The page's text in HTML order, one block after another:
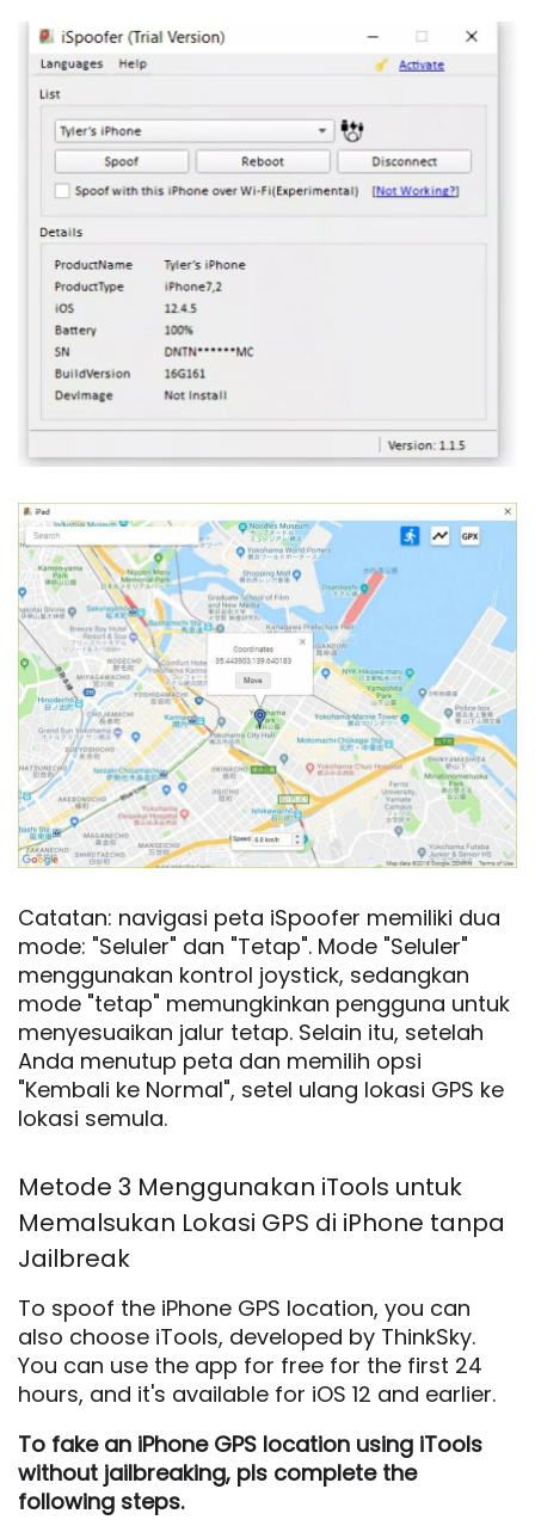
Catatan: navigasi peta iSpoofer memiliki dua
mode: "Seluler" dan "Tetap". Mode "Seluler"
menggunakan kontrol joystick, sedangkan
mode "tetap" memungkinkan pengguna untuk
menyesuaikan jalur tetap. Selain itu, setelah
Anda menutup peta dan memilih opsi
"Kembali ke Normal", setel ulang lokasi GPS ke
lokasi semula.
Metode 3 Menggunakan iTools untuk
Memalsukan Lokasi GPS di iPhone tanpa
Jailbreak
To spoof the iPhone GPS location, you can
also choose iTools, developed by ThinkSky.
You can use the app for free for the first 24
hours, and it's available for iOS 12 and earlier.
To fake an iPhone GPS location using iTools
without jailbreaking, pls complete the
following steps.